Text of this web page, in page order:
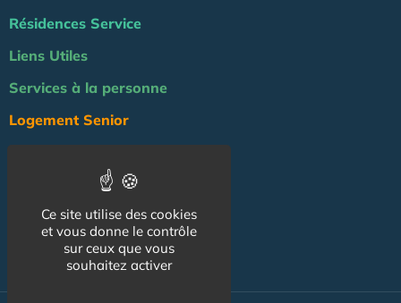
Résidences Service
Liens Utiles
Services à la personne
Logement Senior
Emploi & formation
Professionnels
NOS AUTRES SITES :
Ce site utilise des cookies
et vous donne le contrôle
sur ceux que vous
souhaitez activer